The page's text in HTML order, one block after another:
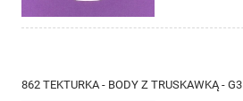
862 TEKTURKA - BODY Z TRUSKAWKĄ - G3